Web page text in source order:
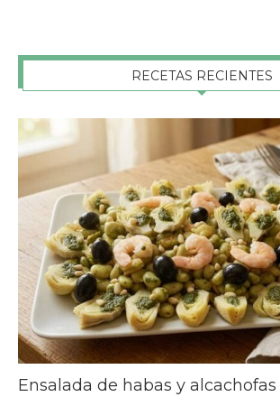
RECETAS RECIENTES
Ensalada de habas y alcachofas